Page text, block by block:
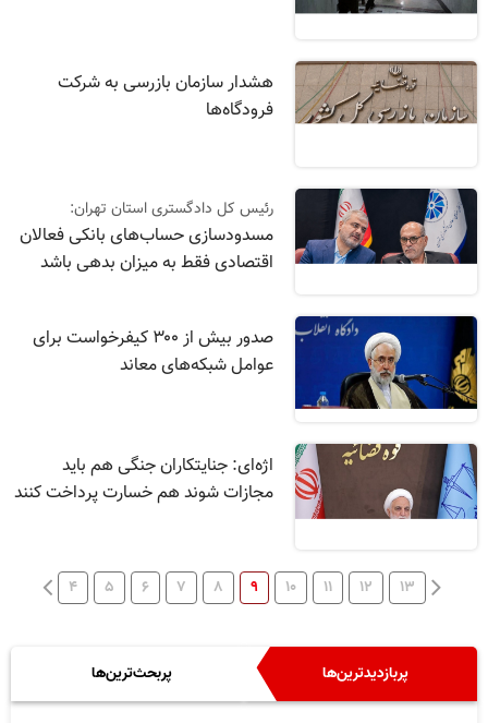
هشدار سازمان بازرسی به شرکت
فرودگاه‌ها
رئیس کل دادگستری استان تهران:
مسدودسازی حساب‌های بانکی فعالان
اقتصادی فقط به میزان بدهی باشد
صدور بیش از ۳۰۰ کیفرخواست برای
عوامل شبکه‌های معاند
اژه‌ای: جنایتکاران جنگی هم باید
مجازات شوند هم خسارت پرداخت کنند
۴ ۵ ۶ ۷ ۸ ۹ ۱۰ ۱۱ ۱۲ ۱۳
پربازدیدترین‌ها پربحث‌ترین‌ها